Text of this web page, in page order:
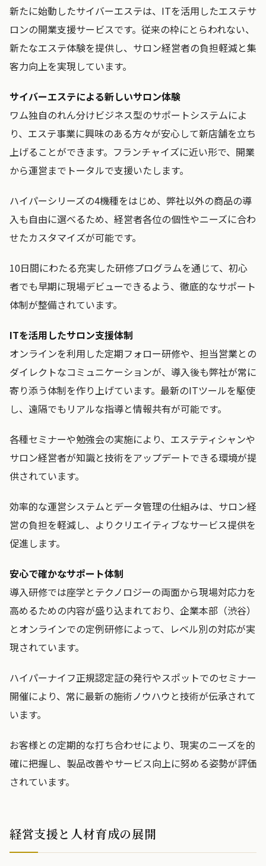
新たに始動したサイバーエステは、ITを活用したエステサ
ロンの開業支援サービスです。従来の枠にとらわれない、
新たなエステ体験を提供し、サロン経営者の負担軽減と集
客力向上を実現しています。
サイバーエステによる新しいサロン体験
ワム独自のれん分けビジネス型のサポートシステムによ
り、エステ事業に興味のある方々が安心して新店舗を立ち
上げることができます。フランチャイズに近い形で、開業
から運営までトータルで支援いたします。
ハイパーシリーズの4機種をはじめ、弊社以外の商品の導
入も自由に選べるため、経営者各位の個性やニーズに合わ
せたカスタマイズが可能です。
10日間にわたる充実した研修プログラムを通じて、初心
者でも早期に現場デビューできるよう、徹底的なサポート
体制が整備されています。
ITを活用したサロン支援体制
オンラインを利用した定期フォロー研修や、担当営業との
ダイレクトなコミュニケーションが、導入後も弊社が常に
寄り添う体制を作り上げています。最新のITツールを駆使
し、遠隔でもリアルな指導と情報共有が可能です。
各種セミナーや勉強会の実施により、エステティシャンや
サロン経営者が知識と技術をアップデートできる環境が提
供されています。
効率的な運営システムとデータ管理の仕組みは、サロン経
営の負担を軽減し、よりクリエイティブなサービス提供を
促進します。
安心で確かなサポート体制
導入研修では座学とテクノロジーの両面から現場対応力を
高めるための内容が盛り込まれており、企業本部（渋谷）
とオンラインでの定例研修によって、レベル別の対応が実
現されています。
ハイパーナイフ正規認定証の発行やスポットでのセミナー
開催により、常に最新の施術ノウハウと技術が伝承されて
います。
お客様との定期的な打ち合わせにより、現実のニーズを的
確に把握し、製品改善やサービス向上に努める姿勢が評価
されています。
経営支援と人材育成の展開